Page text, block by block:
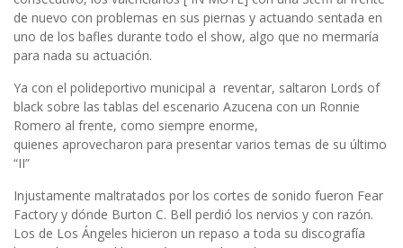
de nuevo con problemas en sus piernas y actuando sentada en
uno de los bafles durante todo el show, algo que no mermaría
para nada su actuación.
Ya con el polideportivo municipal a reventar, saltaron Lords of
black sobre las tablas del escenario Azucena con un Ronnie
Romero al frente, como siempre enorme,
quienes aprovecharon para presentar varios temas de su último
“II”
Injustamente maltratados por los cortes de sonido fueron Fear
Factory y dónde Burton C. Bell perdió los nervios y con razón.
Los de Los Ángeles hicieron un repaso a toda su discografía